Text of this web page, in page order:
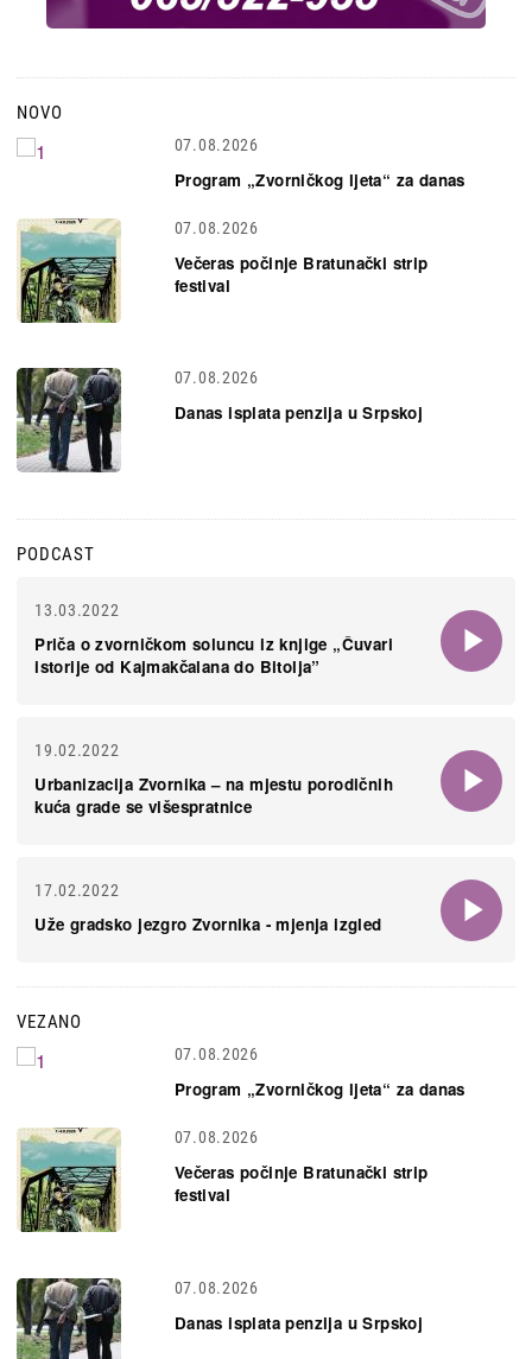
NOVO
07.08.2026
Program „Zvorničkog ljeta“ za danas
07.08.2026
Večeras počinje Bratunački strip
festival
07.08.2026
Danas isplata penzija u Srpskoj
PODCAST
13.03.2022
Priča o zvorničkom soluncu iz knjige „Čuvari
istorije od Kajmakčalana do Bitolja”
19.02.2022
Urbanizacija Zvornika – na mjestu porodičnih
kuća grade se višespratnice
17.02.2022
Uže gradsko jezgro Zvornika - mjenja izgled
VEZANO
07.08.2026
Program „Zvorničkog ljeta“ za danas
07.08.2026
Večeras počinje Bratunački strip
festival
07.08.2026
Danas isplata penzija u Srpskoj